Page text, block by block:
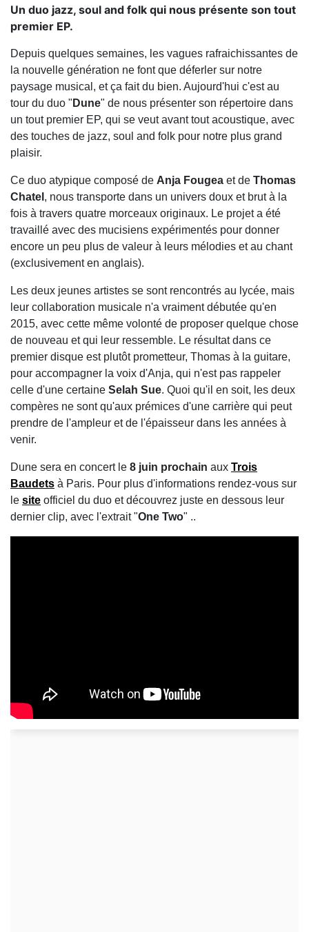
Un duo jazz, soul and folk qui nous présente son tout
premier EP.
Depuis quelques semaines, les vagues rafraichissantes de
la nouvelle génération ne font que déferler sur notre
paysage musical, et ça fait du bien. Aujourd'hui c'est au
tour du duo " Dune" de nous présenter son répertoire dans
un tout premier EP, qui se veut avant tout acoustique, avec
des touches de jazz, soul and folk pour notre plus grand
plaisir.
Ce duo atypique composé de Anja Fougea et de Thomas
Chatel , nous transporte dans un univers doux et brut à la
fois à travers quatre morceaux originaux. Le projet a été
travaillé avec des mucisiens expérimentés pour donner
encore un peu plus de valeur à leurs mélodies et au chant
(exclusivement en anglais).
Les deux jeunes artistes se sont rencontrés au lycée, mais
leur collaboration musicale n'a vraiment débutée qu'en
2015, avec cette même volonté de proposer quelque chose
de nouveau et qui leur ressemble. Le résultat dans ce
premier disque est plutôt prometteur, Thomas à la guitare,
pour accompagner la voix d'Anja, qui n'est pas rappeler
celle d'une certaine Selah Sue. Quoi qu'il en soit, les deux
compères ne sont qu'aux prémices d'une carrière qui peut
prendre de l'ampleur et de l'épaisseur dans les années à
venir.
Dune sera en concert le 8 juin prochain aux Trois
Baudets à Paris. Pour plus d'informations rendez-vous sur
le site officiel du duo et découvrez juste en dessous leur
dernier clip, avec l'extrait "One Two" ..